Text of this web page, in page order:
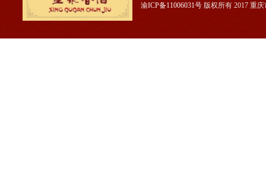
渝ICP备11006031号 版权所有 2017 重